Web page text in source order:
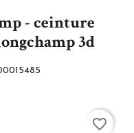
- ceinture
3d
favorite_border